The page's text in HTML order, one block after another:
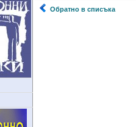
Обратно в списъка